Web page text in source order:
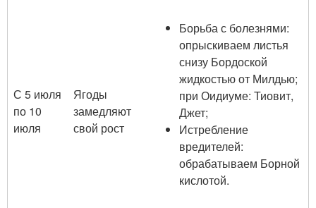
С 5 июля
по 10
июля
Ягоды
замедляют
свой рост
Борьба с болезнями:
опрыскиваем листья
снизу Бордоской
жидкостью от Милдью;
при Оидиуме: Тиовит,
Джет;
Истребление
вредителей:
обрабатываем Борной
кислотой.